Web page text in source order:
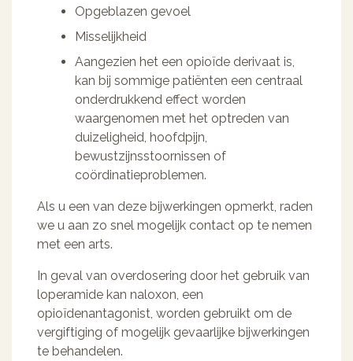
Opgeblazen gevoel
Misselijkheid
Aangezien het een opioïde derivaat is,
kan bij sommige patiënten een centraal
onderdrukkend effect worden
waargenomen met het optreden van
duizeligheid, hoofdpijn,
bewustzijnsstoornissen of
coördinatieproblemen.
Als u een van deze bijwerkingen opmerkt, raden
we u aan zo snel mogelijk contact op te nemen
met een arts.
In geval van overdosering door het gebruik van
loperamide kan naloxon, een
opioïdenantagonist, worden gebruikt om de
vergiftiging of mogelijk gevaarlijke bijwerkingen
te behandelen.